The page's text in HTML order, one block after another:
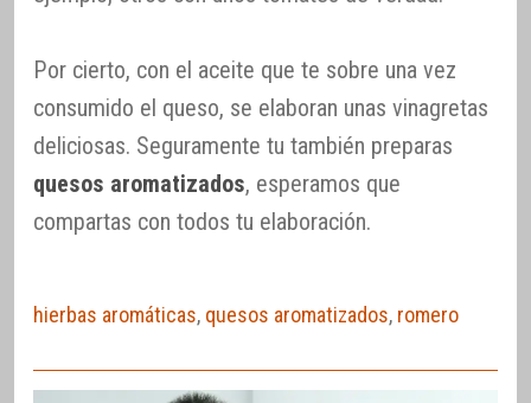
Por cierto, con el aceite que te sobre una vez
consumido el queso, se elaboran unas vinagretas
deliciosas. Seguramente tu también preparas
quesos aromatizados, esperamos que
compartas con todos tu elaboración.
hierbas aromáticas, quesos aromatizados, romero